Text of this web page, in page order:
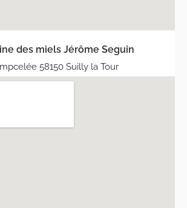
des miels Jérôme Seguin
58150 Suilly la Tour